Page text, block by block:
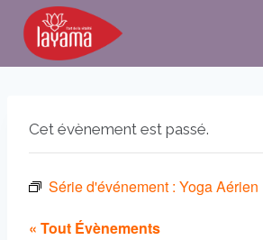
Aller
contenu
Cet évènement est passé.
Série d'événement : Yoga Aérien
« Tout Évènements